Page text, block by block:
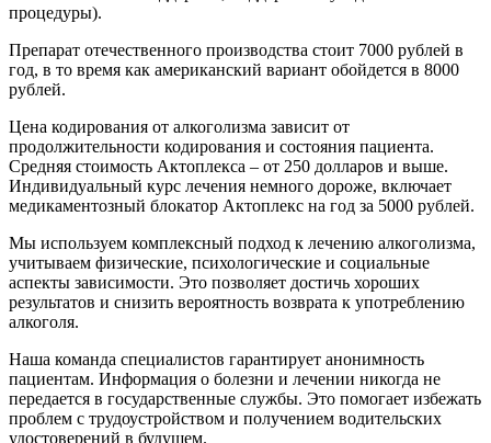
процедуры).
Препарат отечественного производства стоит 7000 рублей в
год, в то время как американский вариант обойдется в 8000
рублей.
Цена кодирования от алкоголизма зависит от
продолжительности кодирования и состояния пациента.
Средняя стоимость Актоплекса – от 250 долларов и выше.
Индивидуальный курс лечения немного дороже, включает
медикаментозный блокатор Актоплекс на год за 5000 рублей.
Мы используем комплексный подход к лечению алкоголизма,
учитываем физические, психологические и социальные
аспекты зависимости. Это позволяет достичь хороших
результатов и снизить вероятность возврата к употреблению
алкоголя.
Наша команда специалистов гарантирует анонимность
пациентам. Информация о болезни и лечении никогда не
передается в государственные службы. Это помогает избежать
проблем с трудоустройством и получением водительских
удостоверений в будущем.